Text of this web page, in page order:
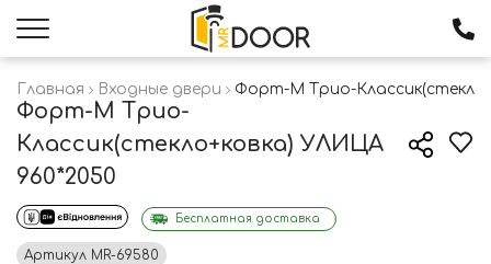
Главная Входные двери Форт-М Трио-
Форт-М Трио-
Классик(стекло+ковка) УЛИЦА
960*2050
Бесплатная доставка
Артикул MR-69580